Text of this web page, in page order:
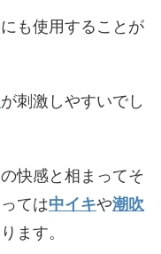
も使用することが
が刺激しやすいでし
快感と相まってそ
ては中イキや潮吹
ます。